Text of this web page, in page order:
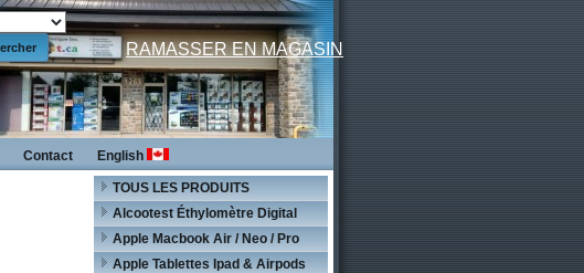
RAMASSER EN MAGASIN
Contact English
TOUS LES PRODUITS
Alcootest Éthylomètre Digital
Apple Macbook Air / Neo / Pro
Apple Tablettes Ipad & Airpods